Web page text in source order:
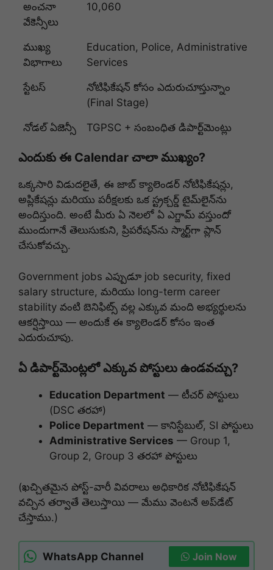
అంచనా
వేకెన్సీలు
10,060
ముఖ్య
విభాగాలు
Education, Police, Administrative
Services
స్టేటస్
నోటిఫికేషన్ కోసం ఎదురుచూస్తున్నాం
(Final Stage)
నోడల్ ఏజెన్సీ TGPSC + సంబంధిత డిపార్ట్‌మెంట్లు
ఎందుకు ఈ Calendar చాలా ముఖ్యం?
ఒక్కసారి విడుదలైతే, ఈ జాబ్ క్యాలెండర్ నోటిఫికేషన్లు,
అప్లికేషన్లు మరియు పరీక్షలకు ఒక స్ట్రక్చర్డ్ టైమ్‌లైన్‌ను
అందిస్తుంది. అంటే మీరు ఏ నెలలో ఏ ఎగ్జామ్ వస్తుందో
ముందుగానే తెలుసుకుని, ప్రిపరేషన్‌ను స్మార్ట్‌గా ప్లాన్
చేసుకోవచ్చు.
Government jobs ఎప్పుడూ job security, fixed
salary structure, మరియు long-term career
stability వంటి బెనిఫిట్స్ వల్ల ఎక్కువ మంది అభ్యర్థులను
ఆకర్షిస్తాయి — అందుకే ఈ క్యాలెండర్ కోసం ఇంత
ఎదురుచూపు.
ఏ డిపార్ట్‌మెంట్లలో ఎక్కువ పోస్టులు ఉండవచ్చు?
Education Department — టీచర్ పోస్టులు
(DSC తరహా)
Police Department — కానిస్టేబుల్, SI పోస్టులు
Administrative Services — Group 1,
Group 2, Group 3 తరహా పోస్టులు
(ఖచ్చితమైన పోస్ట్-వారీ వివరాలు అధికారిక నోటిఫికేషన్
వచ్చిన తర్వాతే తెలుస్తాయి — మేము వెంటనే అప్‌డేట్
చేస్తాము.)
WhatsApp Channel Join Now